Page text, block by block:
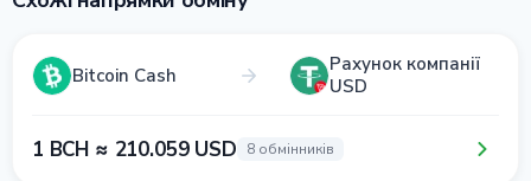
Bitcoin Cash
Рахунок компанії
USD
1 BCH ≈ 210.059 USD 8 обмінників